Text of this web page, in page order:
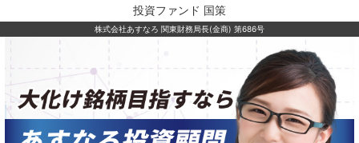
投資ファンド 国策